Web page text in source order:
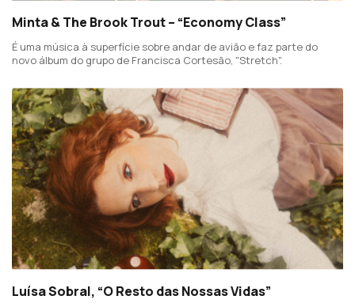
Minta & The Brook Trout – “Economy Class”
É uma música à superfície sobre andar de avião e faz parte do
novo álbum do grupo de Francisca Cortesão, "Stretch".
Luísa Sobral, “O Resto das Nossas Vidas”